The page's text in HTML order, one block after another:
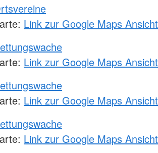
Link zur Google Maps Ansicht
Link zur Google Maps Ansicht
Link zur Google Maps Ansicht
Link zur Google Maps Ansicht